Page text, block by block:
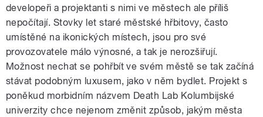
developeři a projektanti s nimi ve městech ale příliš
nepočítají. Stovky let staré městské hřbitovy, často
umístěné na ikonických místech, jsou pro své
provozovatele málo výnosné, a tak je nerozšiřují.
Možnost nechat se pohřbít ve svém městě se tak začíná
stávat podobným luxusem, jako v něm bydlet. Projekt s
poněkud morbidním názvem Death Lab Kolumbijské
univerzity chce nejenom změnit způsob, jakým města